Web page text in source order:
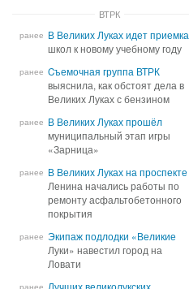
ВТРК
ранее В Великих Луках идет приемка
школ к новому учебному году
В Великих Луках идет приемка
школ к новому учебному году
ранее Cъемочная группа ВТРК
выяснила, как обстоят дела в
Великих Луках с бензином
Cъемочная группа ВТРК
выяснила, как обстоят дела в
Великих Луках с бензином
ранее В Великих Луках прошёл
муниципальный этап игры
«Зарница»
В Великих Луках прошёл
муниципальный этап игры
«Зарница»
ранее В Великих Луках на проспекте
Ленина начались работы по
ремонту асфальтобетонного
покрытия
В Великих Луках на проспекте
Ленина начались работы по
ремонту асфальтобетонного
покрытия
ранее Экипаж подлодки «Великие
Луки» навестил город на
Ловати
Экипаж подлодки «Великие
Луки» навестил город на
Ловати
ранее Лучших великолукских
Лучших великолукских